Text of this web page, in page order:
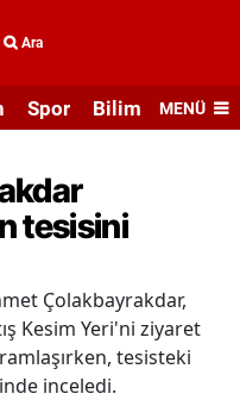
Ara
Spor Bilim veMENÜ
tesisini
Çolakbayrakdar,
Kesim Yeri'ni ziyaret
tesisteki
inceledi.